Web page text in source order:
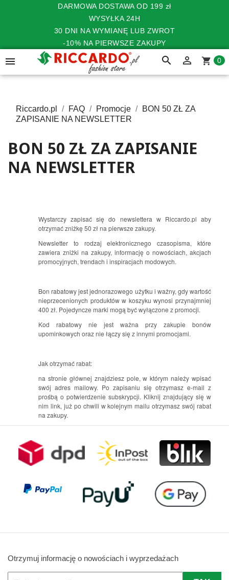
DARMOWA DOSTAWA OD 199 zł
WYSYŁKA 24H
30 DNI NA WYMIANĘ LUB ZWROT
-10% NA PIERWSZE ZAKUPY
 search  shopping_cart 0
Riccardo.pl FAQ Promocje
BON 50 ZŁ ZA
ZAPISANIE NA NEWSLETTER
BON 50 ZŁ ZA ZAPISANIE
NA NEWSLETTER
Wystarczy zapisać się do newslettera w Riccardo.pl aby
otrzymać zniżkę 50 zł na pierwsze zakupy.
Newsletter to rodzaj elektronicznego czasopisma, które
zawiera zniżki na zakupy, informację o nowościach, akcjach
promocyjnych, trendach i inspiracjach modowych.
Bon rabatowy jest jednorazowego użytku i ważny, gdy wartość
nieprzecenionych produktów w koszyku wynosi przynajmniej
400 zł. Pojedyncze marki mogą być wyłączone z promocji.
Kod rabatowy nie jest ważna przy zakupie bonów
upominkowych oraz nie łączy się z innymi promocjami.
Jak otrzymać rabat:
na stronie głównej znajdziesz pole, w którym należy wpisać
swój adres mailowy. Po zapisaniu się otrzymasz e-mail z
prośbą o potwierdzenie subskrypcji. Kliknij znajdujący się w
nim link, już po chwili w kolejnym mailu otrzymasz swój rabat
na zakupy.
Otrzymuj informację o nowościach i wyprzedażach